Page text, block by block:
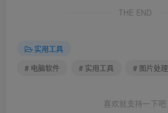
THE END
实用工具
# 电脑软件
# 实用工具 # 图片处理
喜欢就支持一下吧